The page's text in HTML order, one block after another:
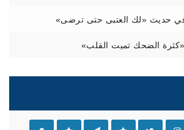
في حديث «لك العتبى حتى ترضى»
الضحك تميت القلب»